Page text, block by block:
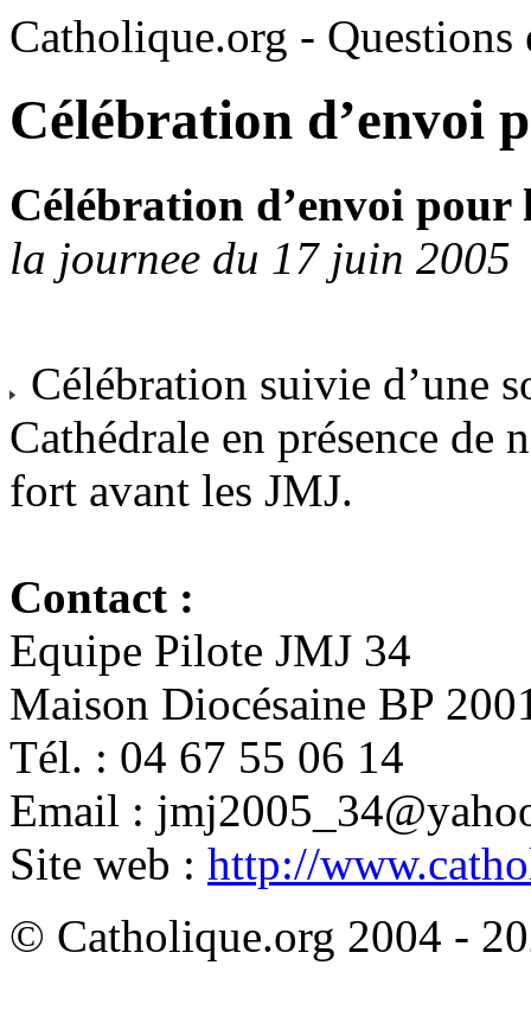
Catholique.org - Questions
Célébration d’envoi
Célébration d’envoi pour
la journee du 17 juin 2005
Célébration suivie d’une
Cathédrale en présence de
fort avant les JMJ.
Contact :
Equipe Pilote JMJ 34
Maison Diocésaine BP
Tél. : 04 67 55 06 14
Email :
Site web : http://
© Catholique.org 2004 -